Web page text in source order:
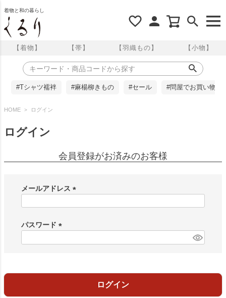
着物と和の暮らし
【着物】 【帯】 【羽織もの】 【小物】
#Tシャツ襦袢 #麻楊柳きもの #セール #問屋でお買い物
HOME ログイン
ログイン
会員登録がお済みのお客様
メールアドレス
)
パスワード
ログイン